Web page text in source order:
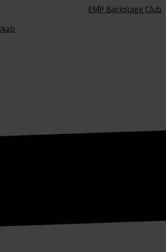
EMP Backstage Club